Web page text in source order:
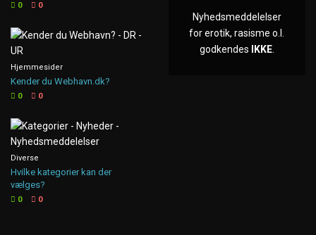
0 0
Hjemmesider
Kender du Webhavn.dk?
0 0
Diverse
Hvilke kategorier kan der
vælges?
0 0
Nyhedsmeddelelser
for erotik, rasisme o.l.
godkendes
IKKE.